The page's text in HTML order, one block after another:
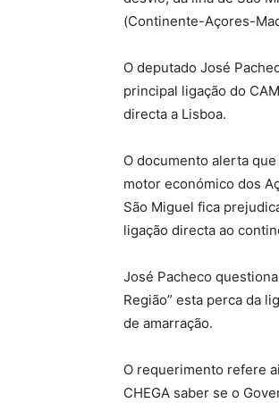
(Continente-Açores-
O deputado José
principal ligação do
directa a Lisboa.
O documento alerta
motor económico dos
São Miguel fica
ligação directa ao
José Pacheco
Região” esta perca da
de amarração.
O requerimento refere
CHEGA saber se o